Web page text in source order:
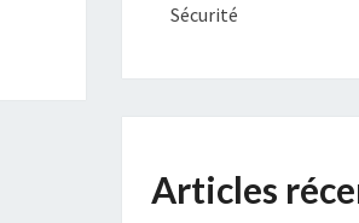
Sécurité
Articles